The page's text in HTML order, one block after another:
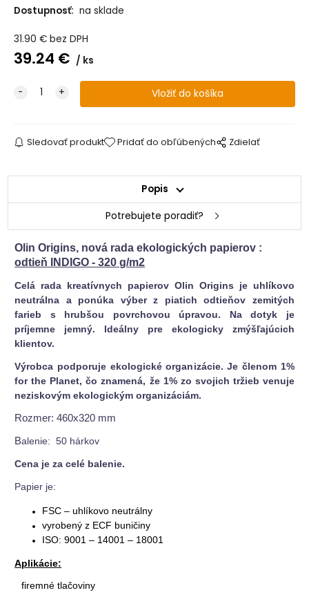
Dostupnosť: na sklade
31.90 € bez DPH
39.24 € ks
Sledovať produkt Pridať do obľúbených Zdielať
Popis
Potrebujete poradiť?
Olin Origins, nová rada ekologických papierov :
odtieň INDIGO - 320 g/m2
Celá rada kreatívnych papierov Olin Origins je uhlíkovo
neutrálna a ponúka výber z piatich odtieňov zemitých
farieb s hrubšou povrchovou úpravou. Na dotyk je
príjemne jemný. Ideálny pre ekologicky zmýšľajúcich
klientov.
Výrobca podporuje ekologické organizácie. Je členom 1%
for the Planet, čo znamená, že 1% zo svojich tržieb venuje
neziskovým ekologickým organizáciám.
Rozmer: 460x320 mm
Balenie: 50 hárkov
Cena je za celé balenie.
Papier je:
FSC – uhlíkovo neutrálny
vyrobený z ECF buničiny
ISO: 9001 – 14001 – 18001
Aplikácie:
firemné tlačoviny